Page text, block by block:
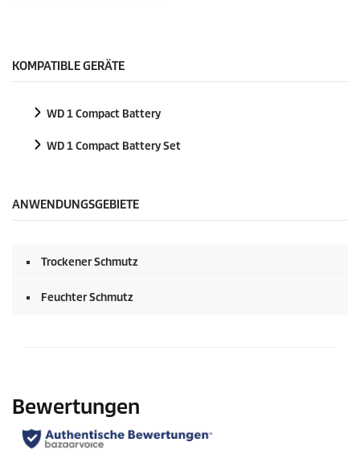
KOMPATIBLE GERÄTE
WD 1 Compact Battery
WD 1 Compact Battery Set
ANWENDUNGSGEBIETE
Trockener Schmutz
Feuchter Schmutz